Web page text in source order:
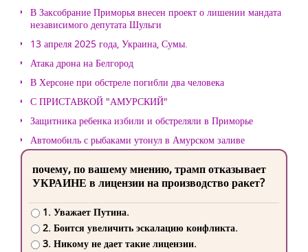
В Заксобрание Приморья внесен проект о лишении мандата
независимого депутата Шульги
13 апреля 2025 года, Украина, Сумы.
Атака дрона на Белгород
В Херсоне при обстреле погибли два человека
С ПРИСТАВКОЙ "АМУРСКИЙ"
Защитника ребенка избили и обстреляли в Приморье
Автомобиль с рыбаками утонул в Амурском заливе
почему, по вашему мнению, трамп отказывает
УКРАИНЕ в лицензии на производство ракет?
1. Уважает Путина.
2. Боится увеличить эскалацию конфликта.
3. Никому не дает такие лицензии.